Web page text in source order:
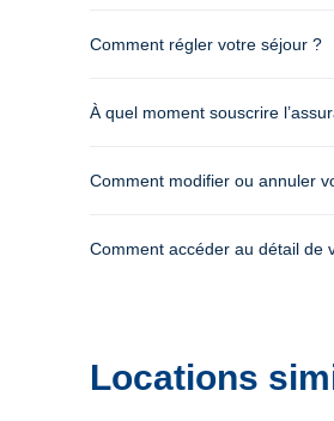
Comment régler votre séjour ?
À quel moment souscrire
Comment modifier ou annuler
Comment accéder au détail de
Locations